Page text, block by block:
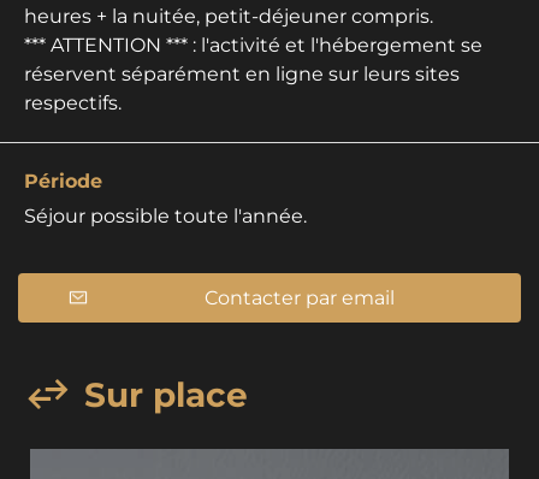
heures + la nuitée, petit-déjeuner compris.
*** ATTENTION *** : l'activité et l'hébergement se
réservent séparément en ligne sur leurs sites
respectifs.
Période
Séjour possible toute l'année.
Contacter par email
Sur place